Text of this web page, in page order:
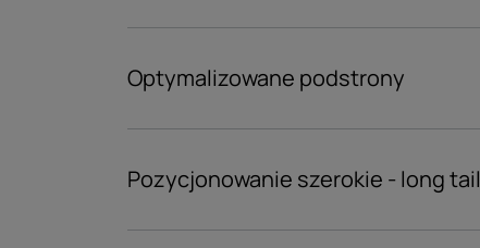
Optymalizowane podstrony
Pozycjonowanie szerokie - long tail